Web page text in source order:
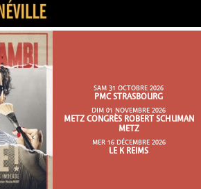
SAM 31 OCTOBRE 2026
PMC STRASBOURG
DIM 01 NOVEMBRE 2026
METZ CONGRÈS ROBERT SCHUMAN
METZ
MER 16 DÉCEMBRE 2026
LE K REIMS